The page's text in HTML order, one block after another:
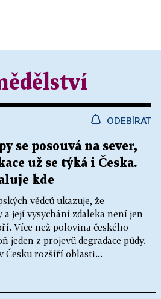
ODEBÍRAT
se posouvá na sever,
už se týká i Česka.
kde
vědců ukazuje, že
a její vysychání zdaleka není jen
Více než polovina českého
jeden z projevů degradace půdy.
Česku rozšíří oblasti...